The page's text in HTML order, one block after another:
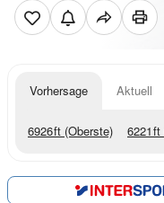
Vorhersage Aktuell
6926ft (Oberste) 6221ft